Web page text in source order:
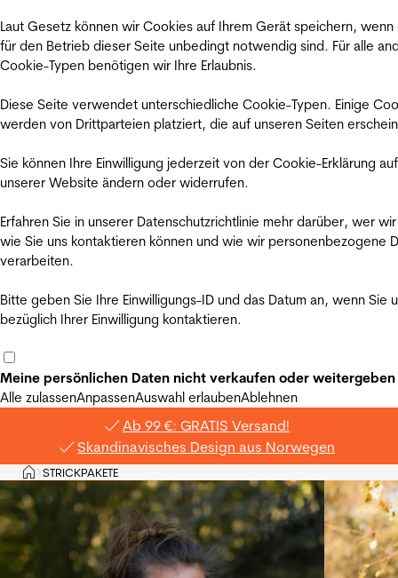
Laut Gesetz können wir Cookies auf Ihrem Gerät speichern, wenn
für den Betrieb dieser Seite unbedingt notwendig sind. Für alle
Cookie-Typen benötigen wir Ihre Erlaubnis.
Diese Seite verwendet unterschiedliche Cookie-Typen. Einige
werden von Drittparteien platziert, die auf unseren Seiten
Sie können Ihre Einwilligung jederzeit von der Cookie-Erklärung auf
unserer Website ändern oder widerrufen.
Erfahren Sie in unserer Datenschutzrichtlinie mehr darüber, wer
wie Sie uns kontaktieren können und wie wir personenbezogene
verarbeiten.
Bitte geben Sie Ihre Einwilligungs-ID und das Datum an, wenn Sie
bezüglich Ihrer Einwilligung kontaktieren.
Meine persönlichen Daten nicht verkaufen oder weitergeben
Alle zulassenAnpassenAuswahl erlaubenAblehnen
Ab 99 €: GRATIS Versand!
Skandinavisches Design aus Norwegen
Privat
>STRICKPAKETE